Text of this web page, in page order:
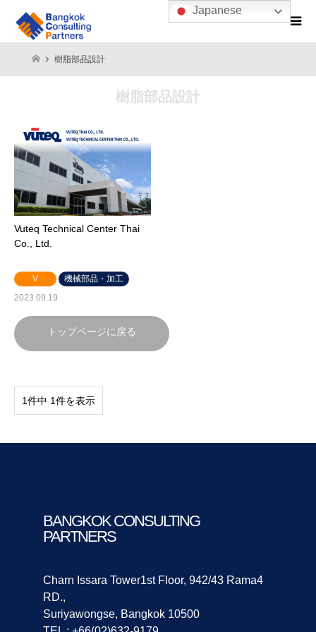
樹脂部品設計
樹脂部品設計
Vuteq Technical Center Thai
Co., Ltd.
V
機械部品・加工
2023.09.19
トップページに戻る
1件中 1件を表示
BANGKOK CONSULTING
PARTNERS
Charn Issara Tower1st Floor, 942/43 Rama4
RD.,
Suriyawongse, Bangkok 10500
Japanese